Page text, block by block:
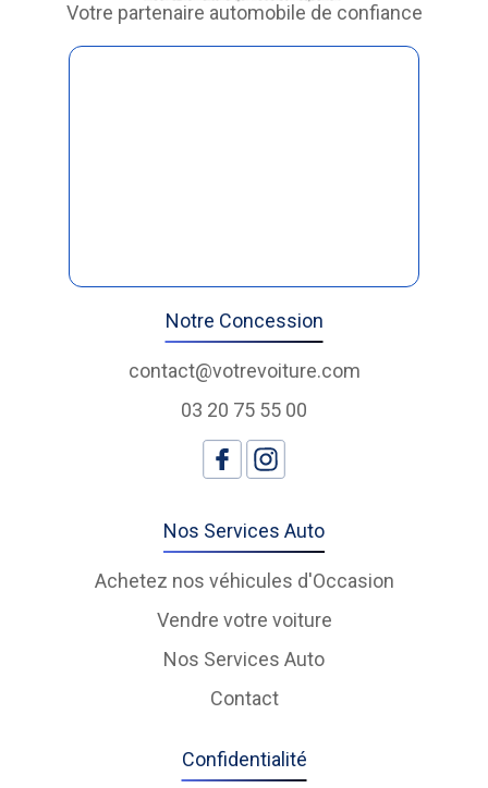
Votre partenaire automobile de confiance
Notre Concession
contact@votrevoiture.com
03 20 75 55 00
Nos Services Auto
Achetez nos véhicules d'Occasion
Vendre votre voiture
Nos Services Auto
Contact
Confidentialité